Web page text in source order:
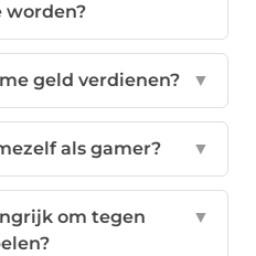
worden?
geld verdienen? ▼
als gamer? ▼
om tegen
▼